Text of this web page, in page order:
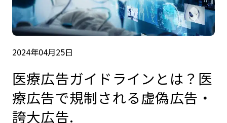
2024年04月25日
医療広告ガイドラインとは？医
療広告で規制される虚偽広告・
誇大広告.